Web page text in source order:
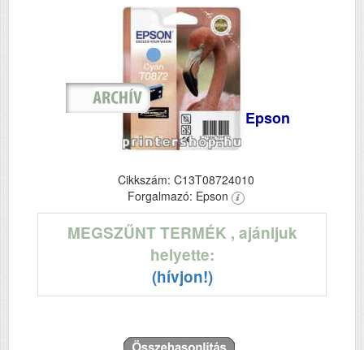
Epson
Cikkszám: C13T08724010
Forgalmazó: Epson
MEGSZŰNT TERMÉK , ajánljuk
helyette:
(hívjon!)